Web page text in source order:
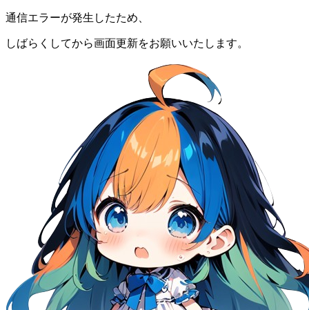
通信エラーが発生したため、
しばらくしてから画面更新をお願いいたします。